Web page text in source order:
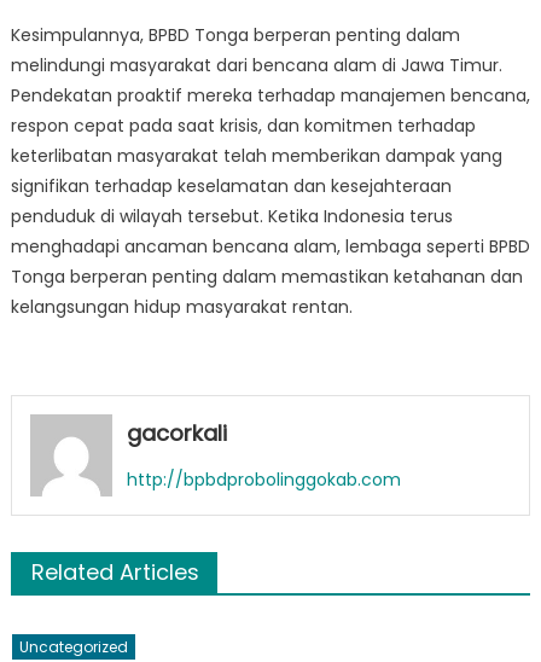
Kesimpulannya, BPBD Tonga berperan penting dalam
melindungi masyarakat dari bencana alam di Jawa Timur.
Pendekatan proaktif mereka terhadap manajemen bencana,
respon cepat pada saat krisis, dan komitmen terhadap
keterlibatan masyarakat telah memberikan dampak yang
signifikan terhadap keselamatan dan kesejahteraan
penduduk di wilayah tersebut. Ketika Indonesia terus
menghadapi ancaman bencana alam, lembaga seperti BPBD
Tonga berperan penting dalam memastikan ketahanan dan
kelangsungan hidup masyarakat rentan.
gacorkali
http://bpbdprobolinggokab.com
Related Articles
Uncategorized